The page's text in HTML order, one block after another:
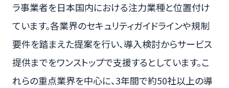
ラ事業者を日本国内における注力業種と位置付け
ています。各業界のセキュリティガイドラインや規制
要件を踏まえた提案を行い、導入検討からサービス
提供までをワンストップで支援するとしています。こ
れらの重点業界を中心に、3年間で約50社以上の導